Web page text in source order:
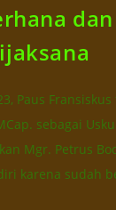
dan
Paus
sebagai
Mgr. Petrus
karena sudah